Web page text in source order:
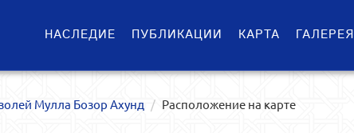
НАСЛЕДИЕ ПУБЛИКАЦИИ КАРТА ГАЛЕРЕЯ
Мулла Бозор Ахунд Расположение на карте